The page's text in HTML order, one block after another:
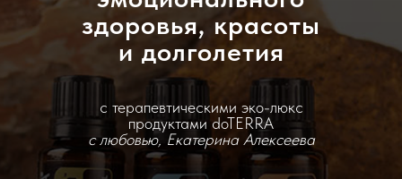
здоровья, красоты
и долголетия
с терапевтическими эко-люкс
продуктами doTERRA
с любовью, Екатерина Алексеева